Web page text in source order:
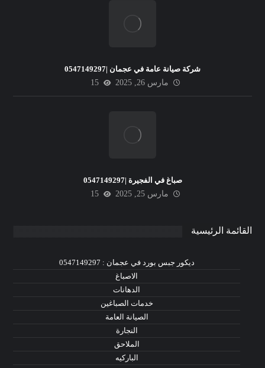
شركة صيانة عامة في عجمان |0547149297
مارس 26, 2025
15
صباغ في الفجيرة |0547149297
مارس 25, 2025
15
القائمة الرئيسية
ديكور جبس بورد في عجمان : 0547149297
الاصباغ
الدهانات
خدمات الصباغين
الصيانة العامة
النجارة
الملاحق
الباركيه